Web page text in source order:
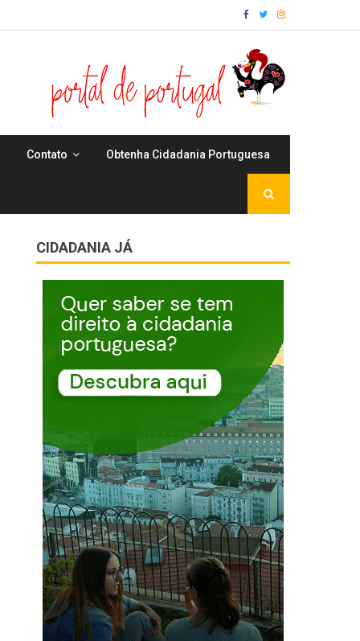
Contato Obtenha Cidadania Portuguesa
CIDADANIA JÁ